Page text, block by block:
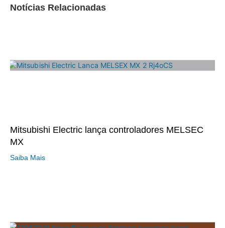
Notícias Relacionadas
Mitsubishi Electric lança controladores MELSEC
MX
Saiba Mais